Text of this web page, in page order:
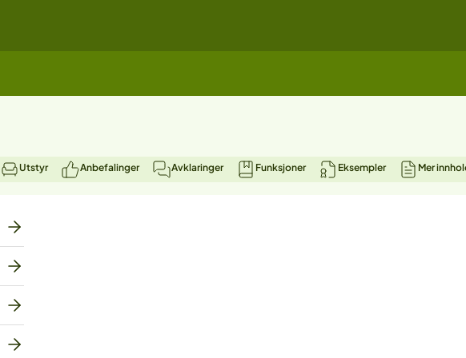
Utstyr Anbefalinger Avklaringer Funksjoner Eksempler Mer